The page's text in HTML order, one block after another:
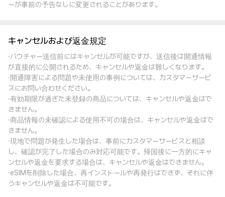
ーが事前の予告なしに変更されることがあります。
キャンセルおよび返金規定
·バウチャー送信前にはキャンセルが可能ですが、送信後は開通情報
が直接的に公開されるため、キャンセルや返金は難しくなります。
·開通障害による問題や未使用の事例については、カスタマーサービ
スにお問い合わせください。
·有効期限が過ぎた未登録の商品については、キャンセルや返金はで
きません。
·商品情報の未確認による使用不可の場合は、キャンセルや返金はで
きません。
·現地で問題が発生した場合は、事前にカスタマーサービスと相談
し、確認が完了した場合のみ対応可能です。帰国後に一方的にキャ
ンセルや返金を要求する場合は、キャンセルや返金はできません。
·eSIMを削除した場合、再インストールや再発行はできず、それに伴
うキャンセルや返金は不可能です。